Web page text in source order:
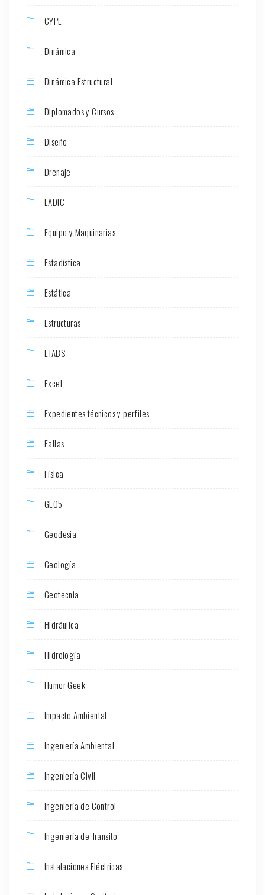
CYPE
Dinámica
Dinámica Estructural
Diplomados y Cursos
Diseño
Drenaje
EADIC
Equipo y Maquinarias
Estadística
Estática
Estructuras
ETABS
Excel
Expedientes técnicos y perfiles
Fallas
Física
GEO5
Geodesia
Geología
Geotecnia
Hidráulica
Hidrología
Humor Geek
Impacto Ambiental
Ingeniería Ambiental
Ingeniería Civil
Ingeniería de Control
Ingeniería de Transito
Instalaciones Eléctricas